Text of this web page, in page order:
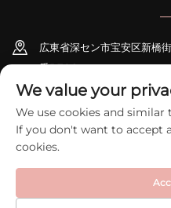
広東省深セン市宝安区新橋
番B706
+86-18948311339
[email protected]
Copyright © 2026 深圳市ゼクシー
公司。全著作権所有。 プライバシ
We value your
We use cookies and
If you don't want to accept
cookies.